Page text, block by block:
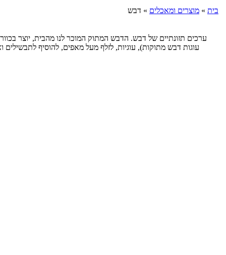
בית » מוצרים ומאכלים » דבש
ערכים תזונתיים של דבש. הדבש המתוק המוכר לנו מהבית, יוצר
עוגות דבש מתוקות), עוגיות, לזלף מעל מאפים, להוסיף